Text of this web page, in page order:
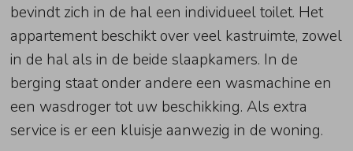
bevindt zich in de hal een individueel toilet. Het
appartement beschikt over veel kastruimte, zowel
in de hal als in de beide slaapkamers. In de
berging staat onder andere een wasmachine en
een wasdroger tot uw beschikking. Als extra
service is er een kluisje aanwezig in de woning.